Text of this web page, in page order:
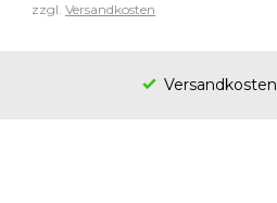
zzgl. Versandkosten